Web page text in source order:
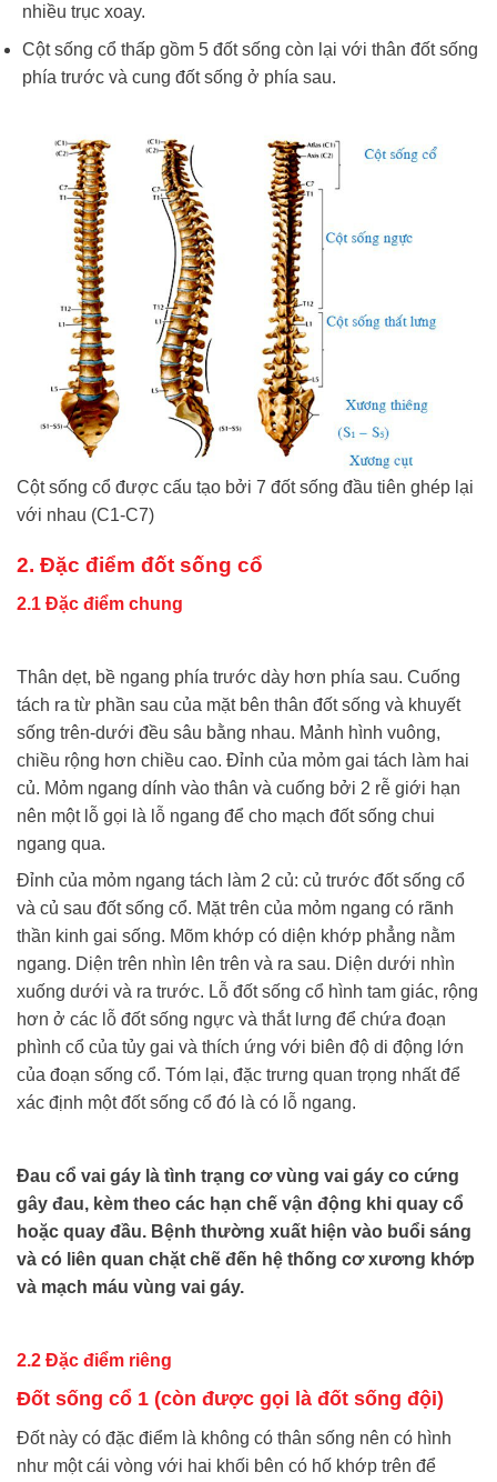
nhiều trục xoay.
Cột sống cổ thấp gồm 5 đốt sống còn lại với thân đốt sống
phía trước và cung đốt sống ở phía sau.
Cột sống cổ được cấu tạo bởi 7 đốt sống đầu tiên ghép lại
với nhau (C1-C7)
2. Đặc điểm đốt sống cổ
2.1 Đặc điểm chung
Thân dẹt, bề ngang phía trước dày hơn phía sau. Cuống
tách ra từ phần sau của mặt bên thân đốt sống và khuyết
sống trên-dưới đều sâu bằng nhau. Mảnh hình vuông,
chiều rộng hơn chiều cao. Đỉnh của mỏm gai tách làm hai
củ. Mỏm ngang dính vào thân và cuống bởi 2 rễ giới hạn
nên một lỗ gọi là lỗ ngang để cho mạch đốt sống chui
ngang qua.
Đỉnh của mỏm ngang tách làm 2 củ: củ trước đốt sống cổ
và củ sau đốt sống cổ. Mặt trên của mỏm ngang có rãnh
thần kinh gai sống. Mõm khớp có diện khớp phẳng nằm
ngang. Diện trên nhìn lên trên và ra sau. Diện dưới nhìn
xuống dưới và ra trước. Lỗ đốt sống cổ hình tam giác, rộng
hơn ở các lỗ đốt sống ngực và thắt lưng để chứa đoạn
phình cổ của tủy gai và thích ứng với biên độ di động lớn
của đoạn sống cổ. Tóm lại, đặc trưng quan trọng nhất để
xác định một đốt sống cổ đó là có lỗ ngang.
Đau cổ vai gáy là tình trạng cơ vùng vai gáy co cứng
gây đau, kèm theo các hạn chế vận động khi quay cổ
hoặc quay đầu. Bệnh thường xuất hiện vào buổi sáng
và có liên quan chặt chẽ đến hệ thống cơ xương khớp
và mạch máu vùng vai gáy.
2.2 Đặc điểm riêng
Đốt sống cổ 1 (còn được gọi là đốt sống đội)
Đốt này có đặc điểm là không có thân sống nên có hình
như một cái vòng với hai khối bên có hố khớp trên để